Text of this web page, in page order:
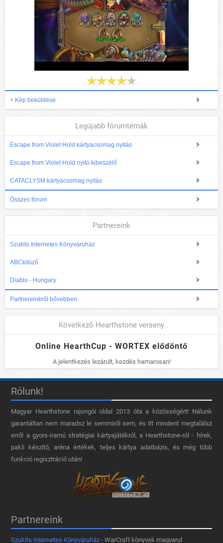
+ Kép beküldése
Legújabb fórumtémák
Escape from Violet Hold kártyacsomag nyitás
Escape from Violet Hold nyitó kibeszélő
CATACLYSM kártyacsomag nyitás
Összes fórum
Partnereink
Szukits Internetes Könyváruház
ABCkitüző
Diablo - Hungary
Partnereinkről bővebben
Következő Hearthstone verseny
Online HearthCup - WORTEX elődöntő
A jelentkezés lezárult, kezdés hamarosan!
Rólunk!
Magyar Hearthstone​ rajongói oldal 2013 óta a közösségért! Nálunk
garantáltan nem maradsz le semmiről sem, és itt mindent megtalálsz
erről a gyors-iramú stratégiai kártyajátékról, a Hearthstone-ról - hírek,
pakli készítő, aréna értékek, teljes kártya adatbázis, és még több
funkció regisztráció után!
Partnereink
Szukits Internetes Könyváruház - WarCraft könyvek magyarul